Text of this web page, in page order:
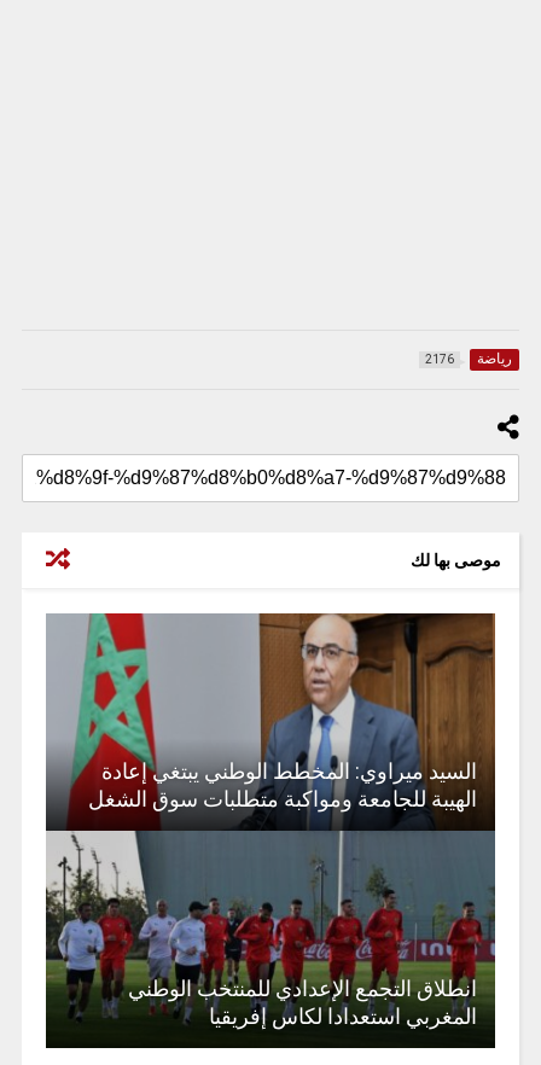
رياضة 2176
موصى بها لك
السيد ميراوي: المخطط الوطني يبتغي إعادة
الهيبة للجامعة ومواكبة متطلبات سوق الشغل
انطلاق التجمع الإعدادي للمنتخب الوطني
المغربي استعدادا لكاس إفريقيا